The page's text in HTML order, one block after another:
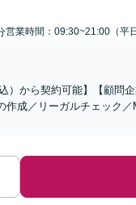
営業時間：09:30~21:00（平日
）から契約可能】【顧問
作成／リーガルチェック